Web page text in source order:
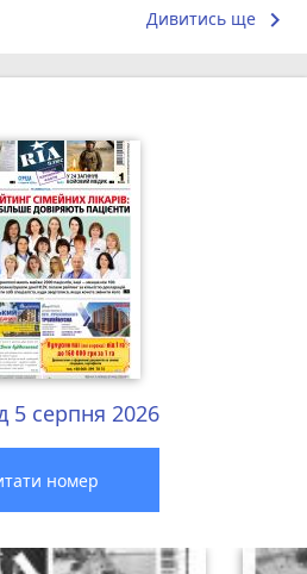
Дивитись ще keyboard_arrow_right
5 серпня 2026
номер